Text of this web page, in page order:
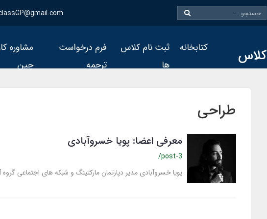
کلاس کتابخانه
ثبت نام کلاس
ها
فرم درخواست
ترجمه
مشاوره
چین
طراحی
معرفی اعضا: پویا خسروآبادی
/post-3
پویا خسروآبادی مدیر دپارتمان مارکتینگ و شبکه های اجتماعی